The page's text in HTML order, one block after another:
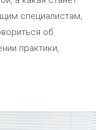
специалистам,
об
практики,